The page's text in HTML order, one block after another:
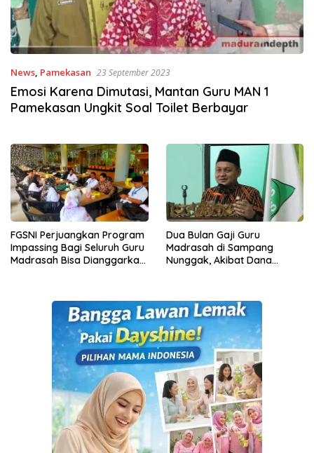
News, Pamekasan 23 September 2023
Emosi Karena Dimutasi, Mantan Guru MAN 1
Pamekasan Ungkit Soal Toilet Berbayar
FGSNI Perjuangkan Program
Impassing Bagi Seluruh Guru
Madrasah Bisa Dianggarkan
Dua Bulan Gaji Guru
Madrasah di Sampang
Nunggak, Akibat Dana